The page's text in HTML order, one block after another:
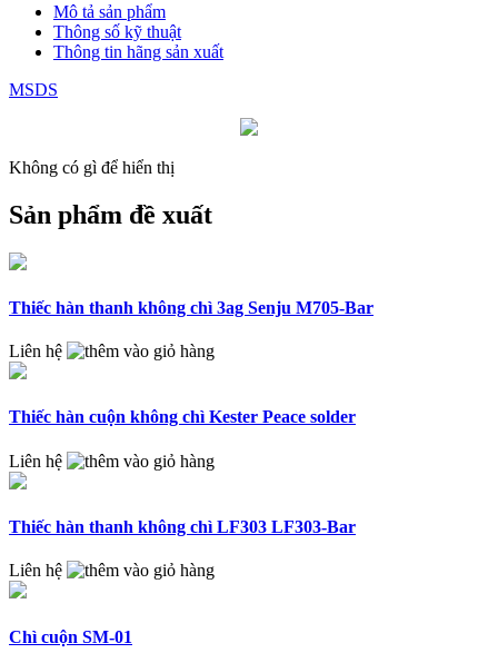
Mô tả sản phẩm
Thông số kỹ thuật
Thông tin hãng sản xuất
MSDS
Không có gì để hiển thị
Sản phẩm đề xuất
Thiếc hàn thanh không chì 3ag Senju M705-Bar
Liên hệ
Thiếc hàn cuộn không chì Kester Peace solder
Liên hệ
Thiếc hàn thanh không chì LF303 LF303-Bar
Liên hệ
Chì cuộn SM-01